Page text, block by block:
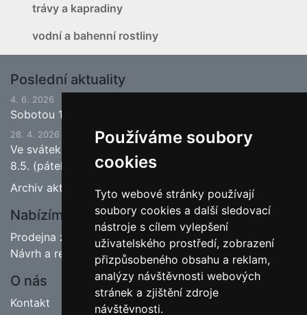
Používáme soubory
cookies
Tyto webové stránky používají
soubory cookies a další sledovací
nástroje s cílem vylepšení
uživatelského prostředí, zobrazení
přizpůsobeného obsahu a reklam,
analýzy návštěvnosti webových
stránek a zjištění zdroje
návštěvnosti.
trávy a kapradiny
vodní a bahenní rostliny
Poslední aktuality
4. 6. 2026
Sobotou 13.6.2026 bude ukončena jarní sezona.
28. 4. 2026
Ve svátek 1.5. (pátek) bude naše prodejna zavřena a
8.5. (pátek) bude otevřeno.
Archiv aktualit
Nabízíme
Prodejna zahradnictví
Návrh a realizace zahrad
O nás
Kontakt